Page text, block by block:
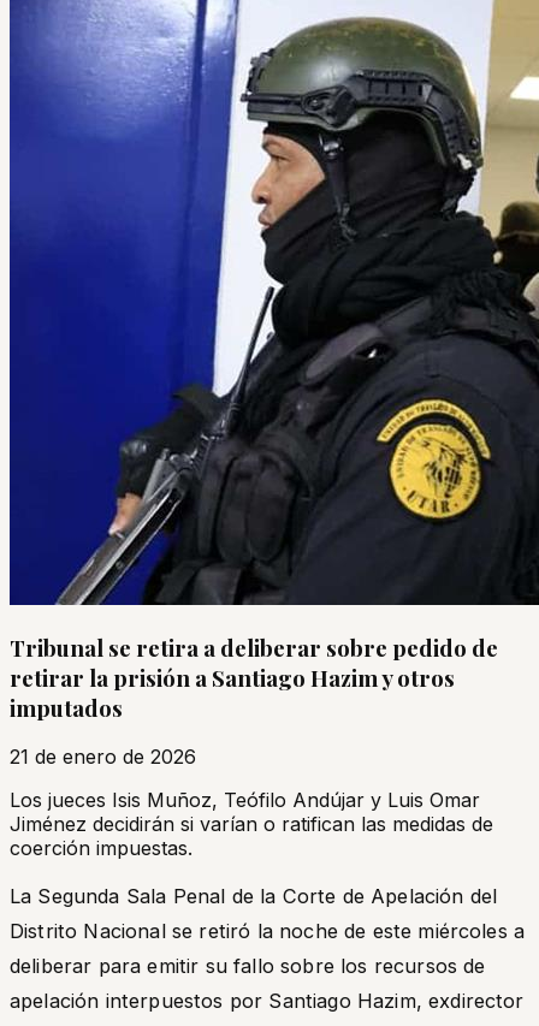
Tribunal se retira a deliberar sobre pedido de
retirar la prisión a Santiago Hazim y otros
imputados
21 de enero de 2026
Los jueces Isis Muñoz, Teófilo Andújar y Luis Omar
Jiménez decidirán si varían o ratifican las medidas de
coerción impuestas.
La Segunda Sala Penal de la Corte de Apelación del
Distrito Nacional se retiró la noche de este miércoles a
deliberar para emitir su fallo sobre los recursos de
apelación interpuestos por Santiago Hazim, exdirector